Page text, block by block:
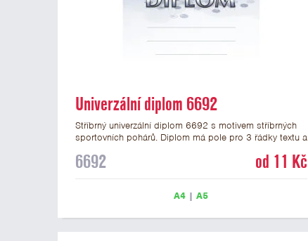
Univerzální diplom 6692
Stříbrný univerzální diplom 6692 s motivem stříbrných
sportovních pohárů. Diplom má pole pro 3 řádky textu a
ve formátu A4 a A5. Tento univerzální diplom je vhodný
s univerzálním motivem pohárů má gramáž 250 g/m2.
6692 od 11 Kč
A4 |A5